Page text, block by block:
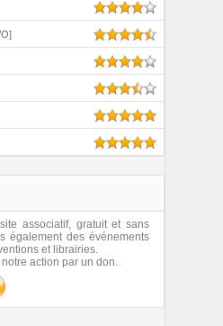
associatif, gratuit et sans
également des événements
et librairies.
action par un don.